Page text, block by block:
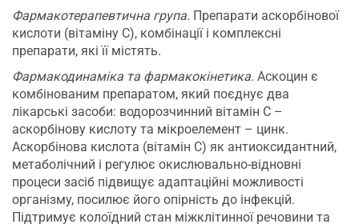
Фармакотерапевтична група. Препарати аскорбінової
кислоти (вітаміну С), комбінації і комплексні
препарати, які її містять.
Фармакодинаміка та фармакокінетика. Аскоцин є
комбінованим препаратом, який поєднує два
лікарські засоби: водорозчинний вітамін С –
аскорбінову кислоту та мікроелемент – цинк.
Аскорбінова кислота (вітамін С) як антиоксидантний,
метаболічний і регулює окислювально-відновні
процеси засіб підвищує адаптаційні можливості
організму, посилює його опірність до інфекцій.
Підтримує колоїдний стан міжклітинної речовини та